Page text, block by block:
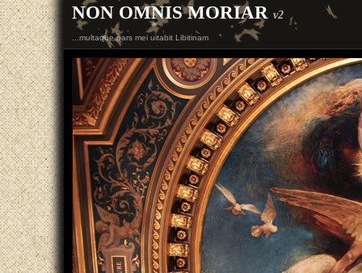
NON OMNIS MORIAR v2
...multaque pars mei uitabit Libitinam